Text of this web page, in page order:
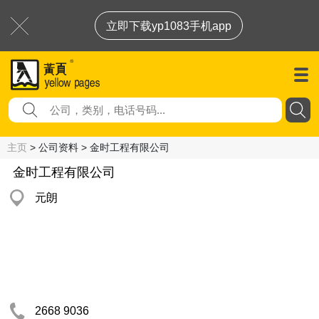
立即下载yp1083手机app
主页 > 公司资料 > 金时工程有限公司
金时工程有限公司
元朗
2668 9036